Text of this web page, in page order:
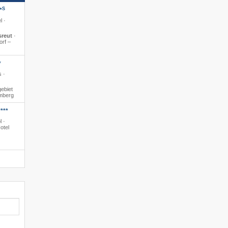
S
·
·
–
·
·